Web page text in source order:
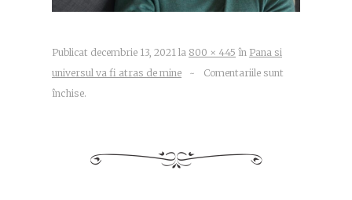
Publicat decembrie 13, 2021 la 800 × 445 în Pana si
universul va fi atras de mine
~
Comentariile sunt
închise.